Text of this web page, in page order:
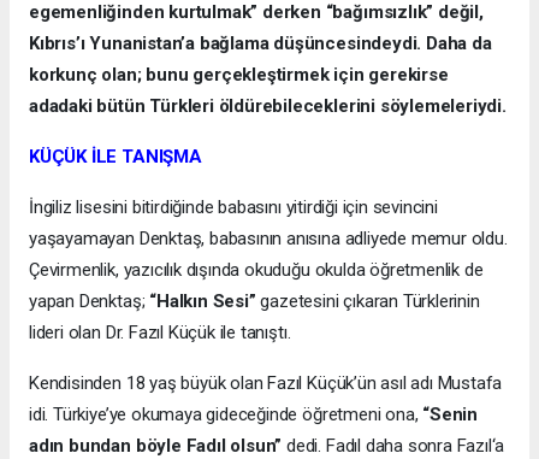
egemenliğinden kurtulmak” derken “bağımsızlık” değil,
Kıbrıs’ı Yunanistan’a bağlama düşüncesindeydi. Daha da
korkunç olan; bunu gerçekleştirmek için gerekirse
adadaki bütün Türkleri öldürebileceklerini söylemeleriydi.
KÜÇÜK İLE TANIŞMA
İngiliz lisesini bitirdiğinde babasını yitirdiği için sevincini
yaşayamayan Denktaş, babasının anısına adliyede memur oldu.
Çevirmenlik, yazıcılık dışında okuduğu okulda öğretmenlik de
yapan Denktaş; “Halkın Sesi”gazetesini çıkaran Türklerinin
lideri olan Dr. Fazıl Küçük ile tanıştı.
Kendisinden 18 yaş büyük olan Fazıl Küçük’ün asıl adı Mustafa
idi. Türkiye’ye okumaya gideceğinde öğretmeni ona, “Senin
adın bundan böyle Fadıl olsun” dedi. Fadıl daha sonra Fazıl‘a